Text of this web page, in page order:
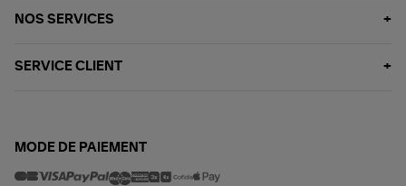
NOS SERVICES
SERVICE CLIENT
MODE DE PAIEMENT